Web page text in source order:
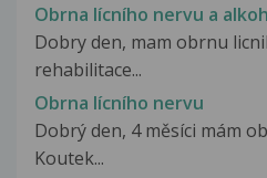
Obrna lícního nervu a
Dobry den, mam obrnu
rehabilitace...
Obrna lícního nervu
Dobrý den, 4 měsíci mám
Koutek...